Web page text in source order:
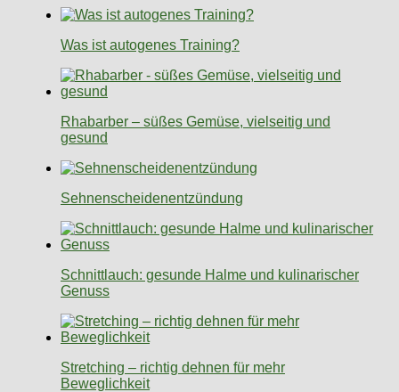
Was ist autogenes Training?
Rhabarber – süßes Gemüse, vielseitig und
gesund
Sehnenscheidenentzündung
Schnittlauch: gesunde Halme und kulinarischer
Genuss
Stretching – richtig dehnen für mehr
Beweglichkeit